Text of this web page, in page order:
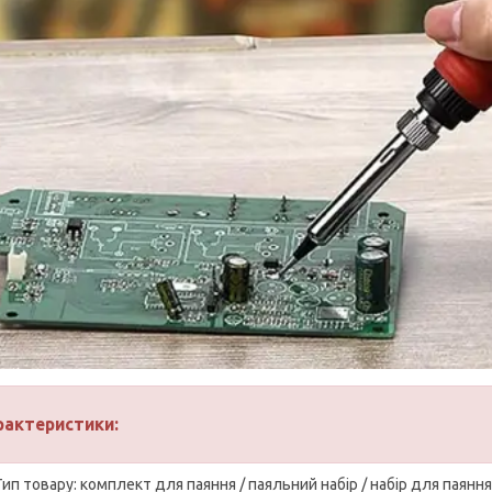
товару: комплект для паяння / паяльний набір / набір для